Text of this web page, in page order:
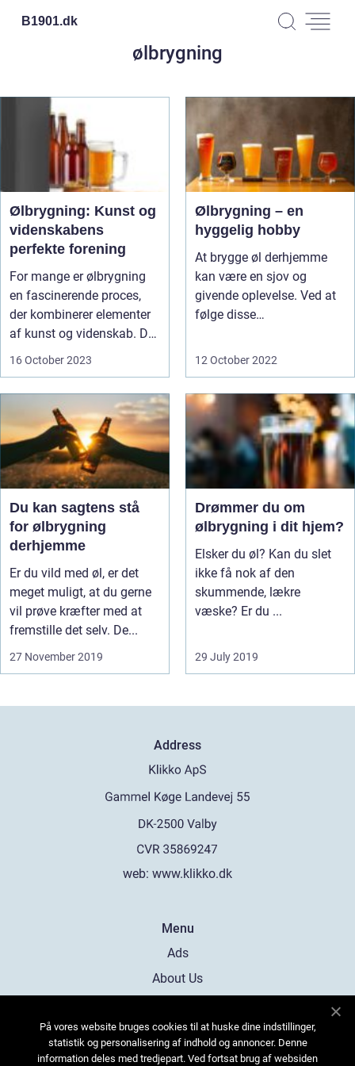
B1901.dk
ølbrygning
Ølbrygning: Kunst og
videnskabens
perfekte forening
For mange er ølbrygning
en fascinerende proces,
der kombinerer elementer
af kunst og videnskab. Det
...
16 October 2023
Ølbrygning – en
hyggelig hobby
At brygge øl derhjemme
kan være en sjov og
givende oplevelse. Ved at
følge disse
12 October 2022
Du kan sagtens stå
for ølbrygning
derhjemme
Er du vild med øl, er det
meget muligt, at du gerne
vil prøve kræfter med at
fremstille det selv. De...
27 November 2019
Drømmer du om
ølbrygning i dit hjem?
Elsker du øl? Kan du slet
ikke få nok af den
skummende, lækre
væske? Er du ...
29 July 2019
Address
web: www.klikko.dk
Menu
Ads
About Us
Contact
Sitemap
På vores website bruges cookies til at huske dine indstillinger,
statistik og personalisering af indhold og annoncer. Denne
information deles med tredjepart. Ved fortsat brug af websiden